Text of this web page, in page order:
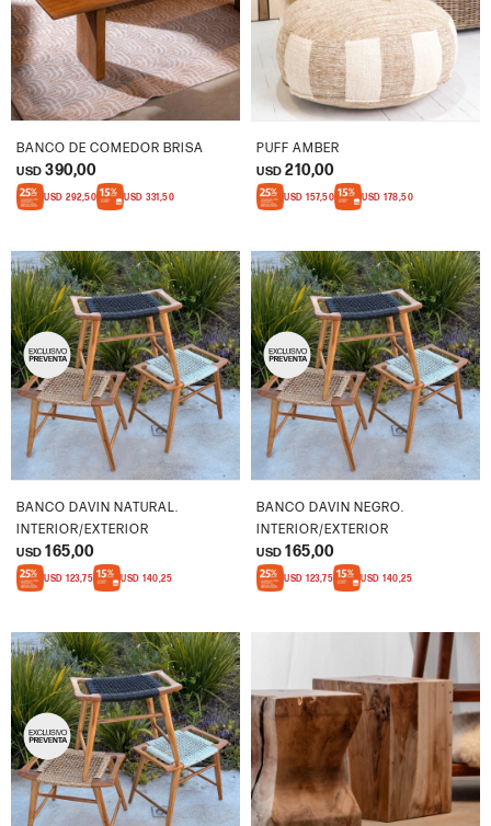
BANCO DE COMEDOR BRISA
USD 390,00
USD 292,50 USD 331,50
PUFF AMBER
USD 210,00
USD 157,50 USD 178,50
BANCO DAVIN NATURAL.
INTERIOR/EXTERIOR
USD 165,00
USD 123,75 USD 140,25
BANCO DAVIN NEGRO.
INTERIOR/EXTERIOR
USD 165,00
USD 123,75 USD 140,25